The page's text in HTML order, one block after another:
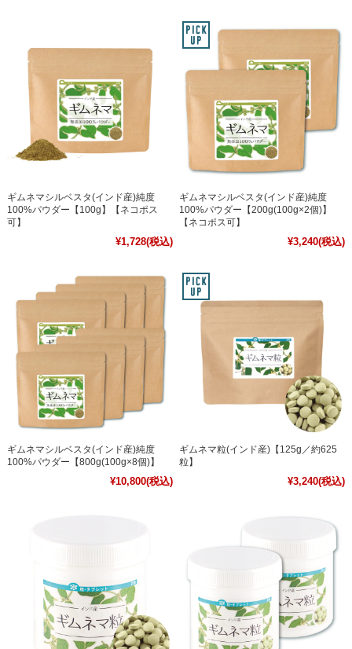
ギムネマシルベスタ(インド産)純度
100%パウダー【100g】【ネコポス
可】
¥1,728(税込)
ギムネマシルベスタ(インド産)純度
100%パウダー【200g(100g×2個)】
【ネコポス可】
¥3,240(税込)
ギムネマシルベスタ(インド産)純度
100%パウダー【800g(100g×8個)】
¥10,800(税込)
ギムネマ粒(インド産)【125g／約625
粒】
¥3,240(税込)